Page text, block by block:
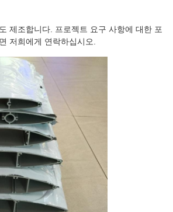
제조합니다. 프로젝트 요구 사항에 대한 포
저희에게 연락하십시오.